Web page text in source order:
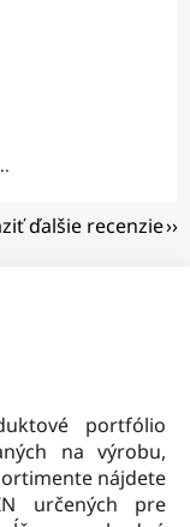
ďalšie recenzie
portfólio
na výrobu,
nájdete
určených pre